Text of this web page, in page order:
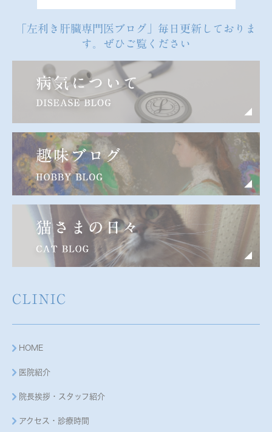
「左利き肝臓専門医ブログ」毎日更新しておりま
す。ぜひご覧ください
CLINIC
HOME
医院紹介
院長挨拶・スタッフ紹介
アクセス・診療時間